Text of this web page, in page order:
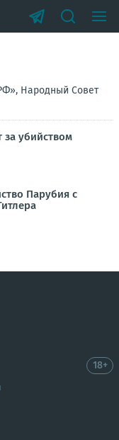
Народный Совет
за убийством
Парубия с
18+